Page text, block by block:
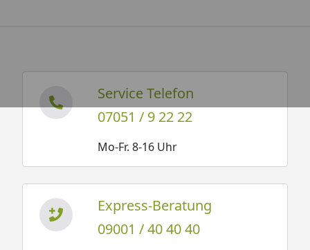
Service Telefon
07051 / 9 22 22
Mo-Fr. 8-16 Uhr
Express-Beratung
09001 / 40 40 40